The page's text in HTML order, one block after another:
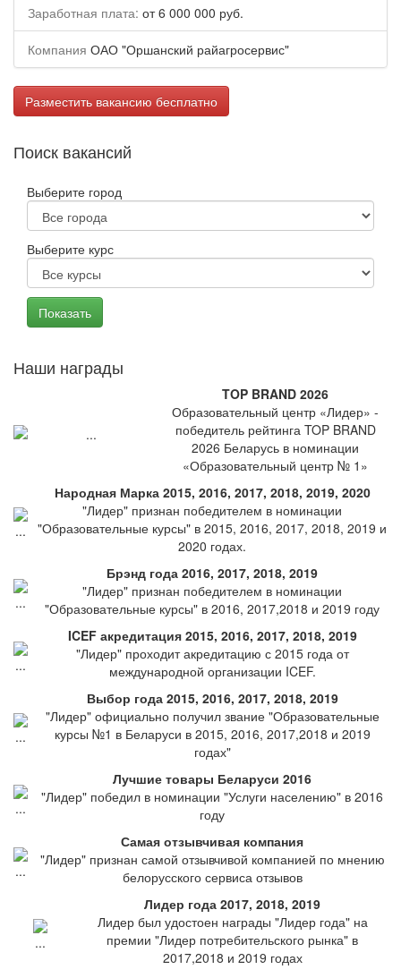
Заработная плата: от 6 000 000 руб.
Компания ОАО "Оршанский райагросервис"
Разместить вакансию бесплатно
Поиск вакансий
Выберите город
Выберите курс
Наши награды
TOP BRAND 2026
Образовательный центр «Лидер» -
победитель рейтинга TOP BRAND
2026 Беларусь в номинации
«Образовательный центр № 1»
Народная Марка 2015, 2016, 2017, 2018, 2019, 2020
"Лидер" признан победителем в номинации
"Образовательные курсы" в 2015, 2016, 2017, 2018, 2019 и
2020 годах.
Брэнд года 2016, 2017, 2018, 2019
"Лидер" признан победителем в номинации
"Образовательные курсы" в 2016, 2017,2018 и 2019 году
ICEF акредитация 2015, 2016, 2017, 2018, 2019
"Лидер" проходит акредитацию с 2015 года от
международной организации ICEF.
Выбор года 2015, 2016, 2017, 2018, 2019
"Лидер" официально получил звание "Образовательные
курсы №1 в Беларуси в 2015, 2016, 2017,2018 и 2019
годах"
Лучшие товары Беларуси 2016
"Лидер" победил в номинации "Услуги населению" в 2016
году
Самая отзывчивая компания
"Лидер" признан самой отзывчивой компанией по мнению
белорусского сервиса отзывов
Лидер года 2017, 2018, 2019
Лидер был удостоен награды "Лидер года" на
премии "Лидер потребительского рынка" в
2017,2018 и 2019 годах